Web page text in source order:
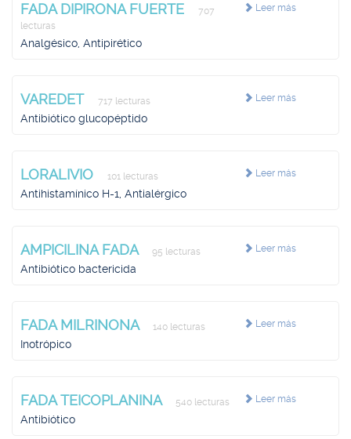
Leer más
FADA DIPIRONA FUERTE
707
lecturas
Analgésico, Antipirético
Leer más
VAREDET 717 lecturas
Antibiótico glucopéptido
Leer más
LORALIVIO 101 lecturas
Antihistamínico H-1, Antialérgico
Leer más
AMPICILINA FADA 95 lecturas
Antibiótico bactericida
Leer más
FADA MILRINONA 140 lecturas
Inotrópico
Leer más
FADA TEICOPLANINA 540 lecturas
Antibiótico